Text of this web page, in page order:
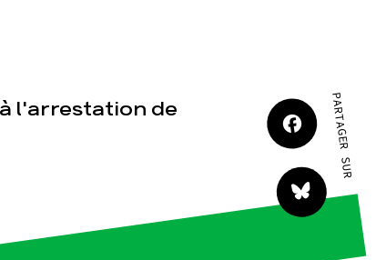
l'arrestation de
PARTAGER SUR